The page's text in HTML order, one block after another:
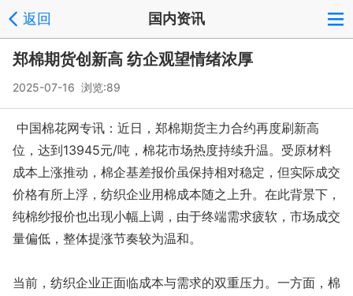
返回 国内资讯
郑棉期货创新高 纺企观望情绪浓厚
2025-07-16 浏览:89
中国棉花网专讯：近日，郑棉期货主力合约再度刷新高
位，达到13945元/吨，棉花市场热度持续升温。受原材料
成本上涨推动，棉企基差报价虽保持相对稳定，但实际成交
价格有所上浮，纺织企业用棉成本随之上升。在此背景下，
纯棉纱报价也出现小幅上调，由于终端需求疲软，市场成交
量偏低，整体提涨节奏较为温和。
当前，纺织企业正面临成本与需求的双重压力。一方面，棉